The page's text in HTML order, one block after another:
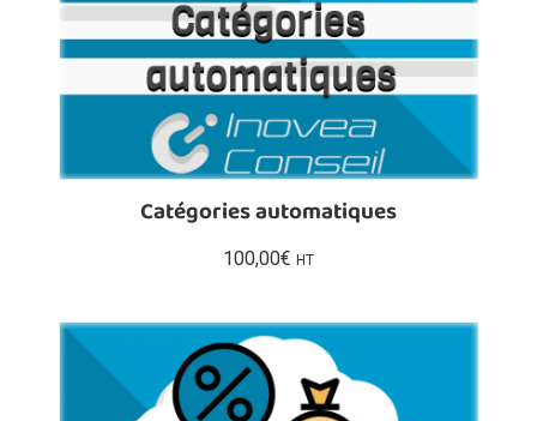
Catégories automatiques
100,00€ HT